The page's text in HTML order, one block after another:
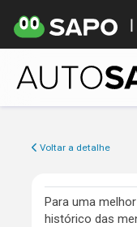
Voltar a detalhe
Para uma
histórico das